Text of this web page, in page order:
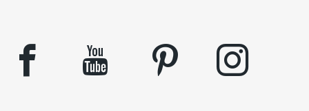
facebook youtube pinterest instagram